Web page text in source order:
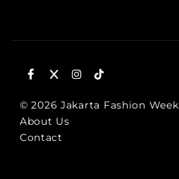
© 2026 Jakarta Fashion Week
About Us
Contact